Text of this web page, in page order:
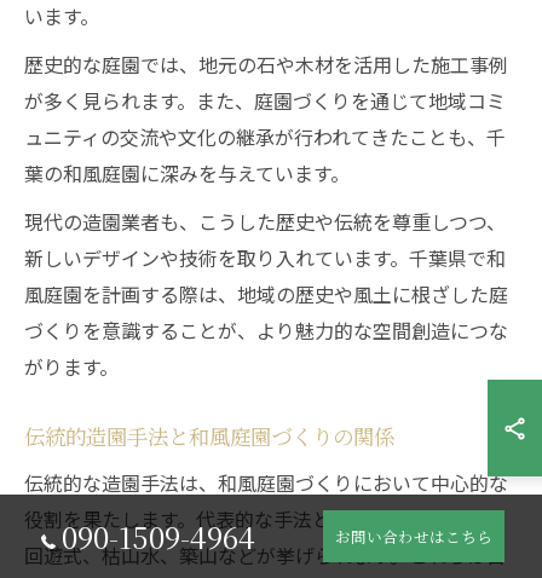
います。
歴史的な庭園では、地元の石や木材を活用した施工事例
が多く見られます。また、庭園づくりを通じて地域コミ
ュニティの交流や文化の継承が行われてきたことも、千
葉の和風庭園に深みを与えています。
現代の造園業者も、こうした歴史や伝統を尊重しつつ、
新しいデザインや技術を取り入れています。千葉県で和
風庭園を計画する際は、地域の歴史や風土に根ざした庭
づくりを意識することが、より魅力的な空間創造につな
がります。
伝統的造園手法と和風庭園づくりの関係
伝統的な造園手法は、和風庭園づくりにおいて中心的な
役割を果たします。代表的な手法として、石組み、池泉
回遊式、枯山水、築山などが挙げられます。これらは日
090-1509-4964 お問い合わせはこちら